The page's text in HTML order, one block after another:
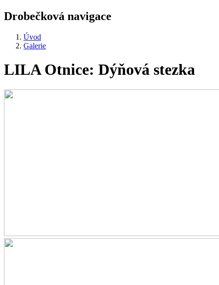
Drobečková navigace
Úvod
Galerie
LILA Otnice: Dýňová stezka